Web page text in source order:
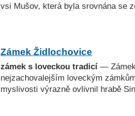
vsi Mušov, která byla srovnána se
Zámek Židlochovice
zámek s loveckou tradicí —
nejzachovalejším loveckým
myslivosti výrazně ovlivnil hrabě